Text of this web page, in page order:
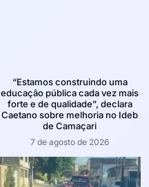
“Estamos construindo uma
educação pública cada vez mais
forte e de qualidade”, declara
Caetano sobre melhoria no Ideb
de Camaçari
7 de agosto de 2026